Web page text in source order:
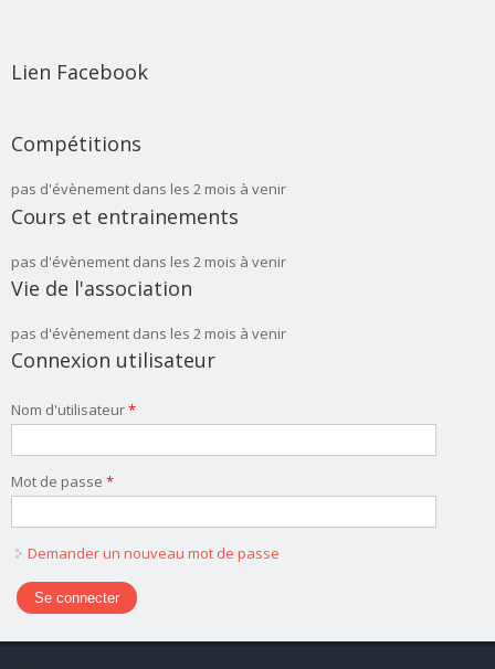
Lien Facebook
Compétitions
pas d'évènement dans les 2 mois à venir
Cours et entrainements
pas d'évènement dans les 2 mois à venir
Vie de l'association
pas d'évènement dans les 2 mois à venir
Connexion utilisateur
Nom d'utilisateur*
Mot de passe *
Demander un nouveau mot de passe